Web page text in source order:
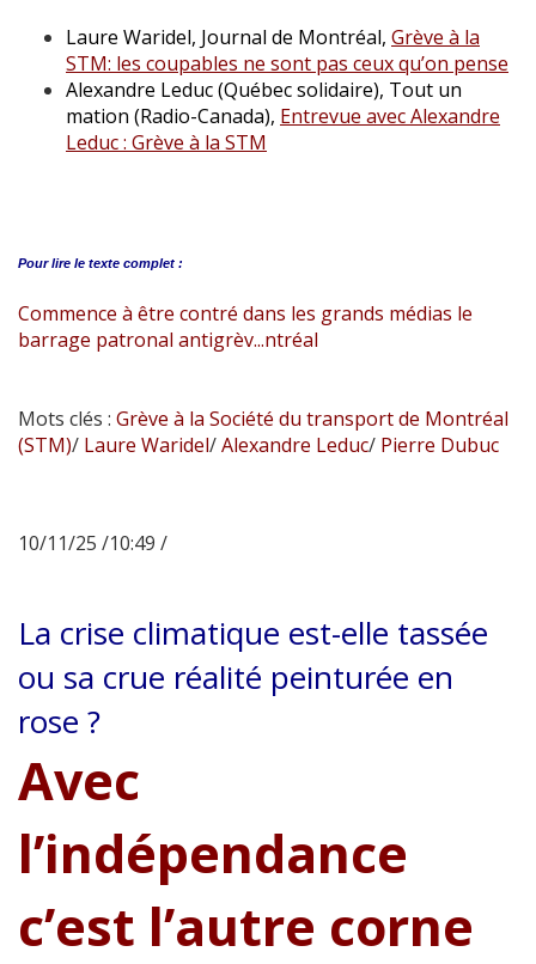
Laure Waridel, Journal de Montréal, Grève à la
STM: les coupables ne sont pas ceux qu’on pense
Alexandre Leduc (Québec solidaire), Tout un
mation (Radio-Canada), Entrevue avec Alexandre
Leduc : Grève à la STM
Pour lire le texte complet :
Commence à être contré dans les grands médias le
barrage patronal antigrèv...ntréal
Mots clés : Grève à la Société du transport de Montréal
(STM)/ Laure Waridel/Alexandre Leduc/ Pierre Dubuc
10/11/25 /10:49 /
La crise climatique est-elle tassée
ou sa crue réalité peinturée en
rose ?
Avec
l’indépendance
c’est l’autre corne